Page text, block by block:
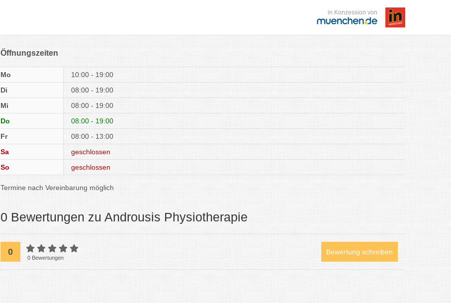
in Konzession von
Öffnungszeiten
Mo
10:00 - 19:00
Di
08:00 - 19:00
Mi
08:00 - 19:00
Do
08:00 - 19:00
Fr
08:00 - 13:00
Sa
geschlossen
So
geschlossen
Termine nach Vereinbarung möglich
0 Bewertungen zu Androusis Physiotherapie
0
0 Bewertungen
Bewertung schreiben